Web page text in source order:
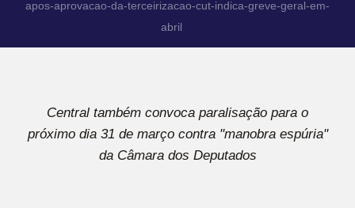
apos-aprovacao-da-terceirizacao-cut-indica-greve-geral-em-
abril
Central também convoca paralisação para o
próximo dia 31 de março contra "manobra espúria"
da Câmara dos Deputados